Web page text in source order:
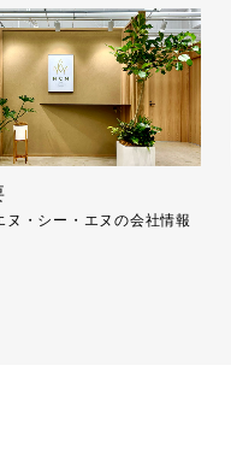
ヌ・シー・エヌの会社情報